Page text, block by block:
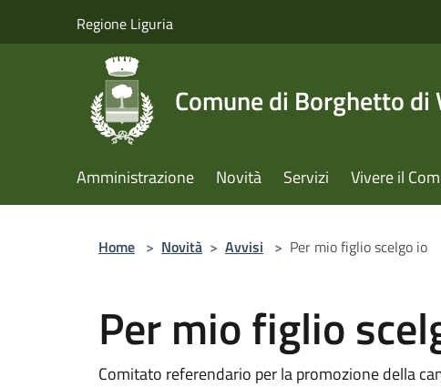
Regione Liguria
Comune di Borghetto di
Amministrazione Novità Servizi Vivere il
Home > Novità > Avvisi > Per mio figlio scelgo io
Per mio figlio
Comitato referendario per la promozione della